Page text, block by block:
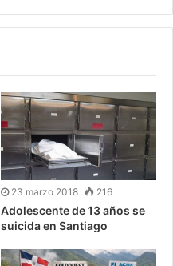
23 marzo 2018 216
Adolescente de 13 años se
suicida en Santiago